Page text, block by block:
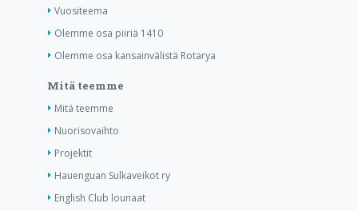
Vuositeema
Olemme osa piiriä 1410
Olemme osa kansainvälistä Rotarya
Mitä teemme
Mitä teemme
Nuorisovaihto
Projektit
Hauenguan Sulkaveikot ry
English Club lounaat